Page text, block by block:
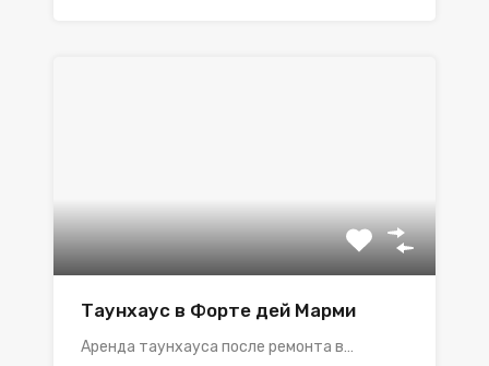
Таунхаус в Форте дей Марми
Аренда таунхауса после ремонта в…